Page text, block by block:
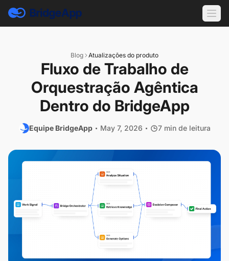
Blog Atualizações do produto
Fluxo de Trabalho de
Orquestração Agêntica
Dentro do BridgeApp
Equipe BridgeApp May 7, 2026 7 min de leitura